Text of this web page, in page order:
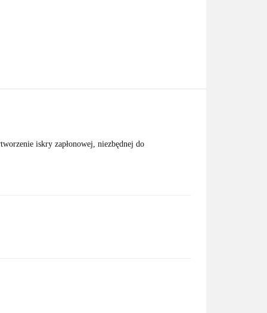
iskry zapłonowej, niezbędnej do